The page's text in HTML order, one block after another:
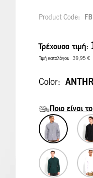
Product Code
Τρέχουσα τιμή
Τιμή καταλόγου 39,95 €
Color
Ποιο είναι